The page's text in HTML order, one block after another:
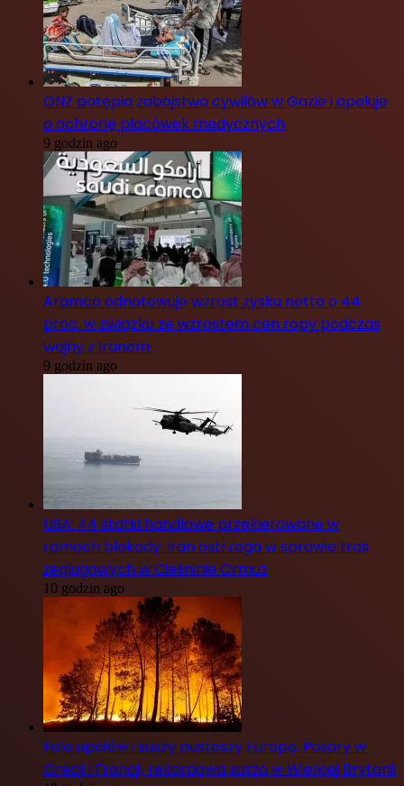
ONZ potępia zabójstwa cywilów w Gazie i apeluje
o ochronę placówek medycznych
9 godzin ago
Aramco odnotowuje wzrost zysku netto o 44
proc. w związku ze wzrostem cen ropy podczas
wojny z Iranem
9 godzin ago
USA: 44 statki handlowe przekierowane w
ramach blokady. Iran ostrzega w sprawie tras
żeglugowych w Cieśninie Ormuz
10 godzin ago
Fala upałów i suszy pustoszy Europę. Pożary w
Grecji i Francji, rekordowa susza w Wielkiej Brytanii